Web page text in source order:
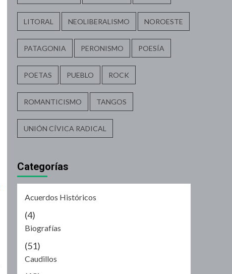
LITORAL NEOLIBERALISMO NOROESTE
PATAGONIA PERONISMO POESÍA
POETAS PUEBLO ROCK
ROMANTICISMO TANGOS
UNIÓN CÍVICA RADICAL
Categorías
Acuerdos Históricos
(4)
Biografías
(51)
Caudillos